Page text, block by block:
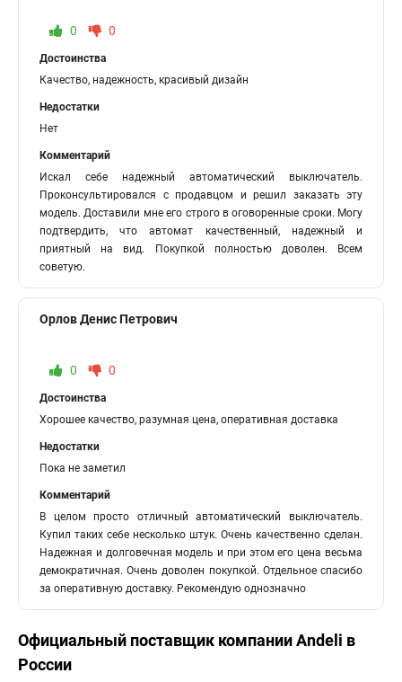
0 0
Достоинства
Качество, надежность, красивый дизайн
Недостатки
Нет
Комментарий
Искал себе надежный автоматический выключатель.
Проконсультировался с продавцом и решил заказать эту
модель. Доставили мне его строго в оговоренные сроки. Могу
подтвердить, что автомат качественный, надежный и
приятный на вид. Покупкой полностью доволен. Всем
советую.
Орлов Денис Петрович
0 0
Достоинства
Хорошее качество, разумная цена, оперативная доставка
Недостатки
Пока не заметил
Комментарий
В целом просто отличный автоматический выключатель.
Купил таких себе несколько штук. Очень качественно сделан.
Надежная и долговечная модель и при этом его цена весьма
демократичная. Очень доволен покупкой. Отдельное спасибо
за оперативную доставку. Рекомендую однозначно
Официальный поставщик компанииAndeli в
России